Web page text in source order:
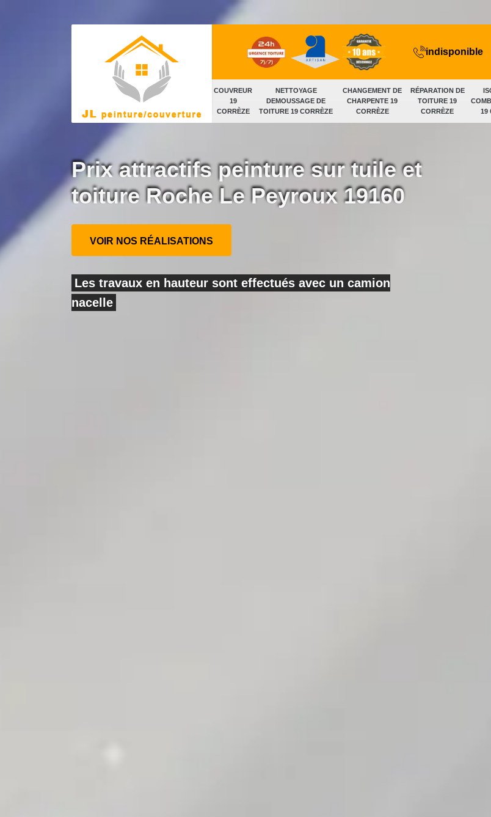
COUVREUR
19
CORRÈZE
NETTOYAGE
DEMOUSSAGE DE
TOITURE 19 CORRÈZE
CHANGEMENT DE
CHARPENTE 19
CORRÈZE
RÉPARATION DE
TOITURE 19
CORRÈZE
19
indisponible
Prix attractifs peinture sur tuile et
toiture Roche Le Peyroux 19160
VOIR NOS RÉALISATIONS
Les travaux en hauteur sont effectués avec un camion
nacelle